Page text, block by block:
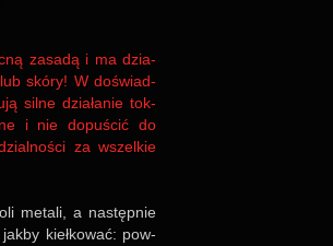
zasadą i ma dzia­
skóry! W doświad­
silne dzia­ła­nie tok­
i nie dopu­ścić do
za wszel­kie
metali, a następ­nie
kiełk­o­wać: pow­